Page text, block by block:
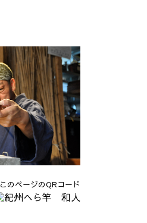
このページのQRコード